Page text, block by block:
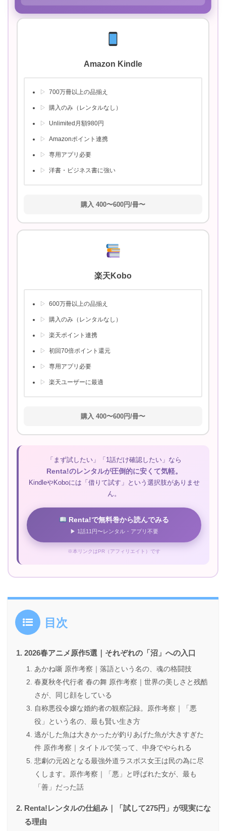
Amazon Kindle
700万冊以上の品揃え
購入のみ（レンタルなし）
Unlimited月額980円
Amazonポイント連携
専用アプリ必要
洋書・ビジネス書に強い
購入 400〜600円/冊〜
楽天Kobo
600万冊以上の品揃え
購入のみ（レンタルなし）
楽天ポイント連携
初回70倍ポイント還元
専用アプリ必要
楽天ユーザーに最適
購入 400〜600円/冊〜
「まず試したい」「1話だけ確認したい」なら
Renta!のレンタルが圧倒的に安くて気軽。
KindleやKoboには「借りて試す」という選択肢がありませ
ん。
<img src=”//
Renta!で無料巻から読んでみる
▶ 1話11円〜レンタル・アプリ不要
※本リンクはPR（アフィリエイト）です
目次
2026春アニメ原作5選｜それぞれの「沼」への入口
あかね噺 原作考察｜落語という名の、魂の格闘技
春夏秋冬代行者 春の舞 原作考察｜世界の美しさと残酷
さが、同じ顔をしている
自称悪役令嬢な婚約者の観察記録。原作考察｜「悪
役」という名の、最も賢い生き方
逃がした魚は大きかったが釣りあげた魚が大きすぎた
件 原作考察｜タイトルで笑って、中身でやられる
悲劇の元凶となる最強外道ラスボス女王は民の為に尽
くします。原作考察｜「悪」と呼ばれた女が、最も
「善」だった話
Renta!レンタルの仕組み｜「試して275円」が現実にな
る理由